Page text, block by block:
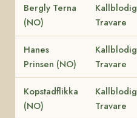
Bergly Terna
(NO)
Kallblodig
Travare
Hanes
Prinsen (NO)
Kallblodig
Travare
Kopstadflikka
(NO)
Kallblodig
Travare